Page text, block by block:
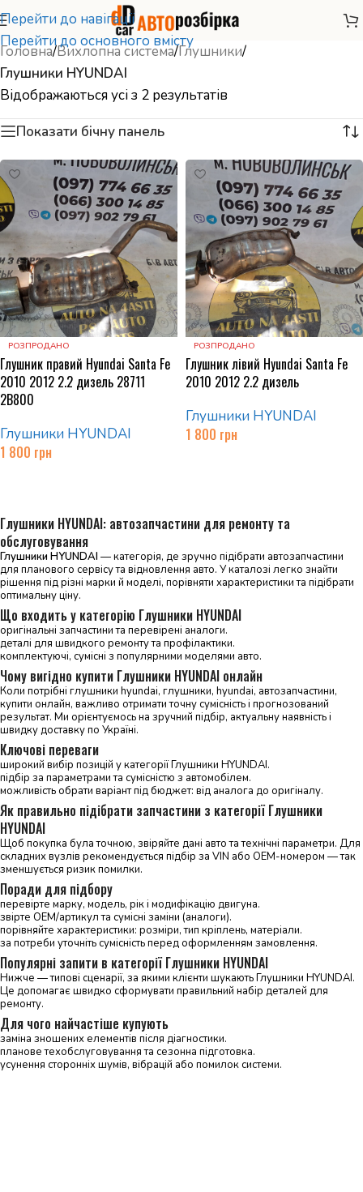
Перейти до навігації
Перейти до основного вмісту
Головна/Вихлопна система/Глушники/
Глушники HYUNDAI
Відображаються усі з 2 результатів
Показати бічну панель
РОЗПРОДАНО
Глушник правий Hyundai Santa Fe
2010 2012 2.2 дизель 28711
2B800
Глушники HYUNDAI
1 800 грн
РОЗПРОДАНО
Глушник лівий Hyundai Santa Fe
2010 2012 2.2 дизель
Глушники HYUNDAI
1 800 грн
Глушники HYUNDAI: автозапчастини для ремонту та
обслуговування
Глушники HYUNDAI — категорія, де зручно підібрати автозапчастини
для планового сервісу та відновлення авто. У каталозі легко знайти
рішення під різні марки й моделі, порівняти характеристики та підібрати
оптимальну ціну.
Що входить у категорію Глушники HYUNDAI
оригінальні запчастини та перевірені аналоги.
деталі для швидкого ремонту та профілактики.
комплектуючі, сумісні з популярними моделями авто.
Чому вигідно купити Глушники HYUNDAI онлайн
Коли потрібні глушники hyundai, глушники, hyundai, автозапчастини,
купити онлайн, важливо отримати точну сумісність і прогнозований
результат. Ми орієнтуємось на зручний підбір, актуальну наявність і
швидку доставку по Україні.
Ключові переваги
широкий вибір позицій у категорії Глушники HYUNDAI.
підбір за параметрами та сумісністю з автомобілем.
можливість обрати варіант під бюджет: від аналога до оригіналу.
Як правильно підібрати запчастини з категорії Глушники
HYUNDAI
Щоб покупка була точною, звіряйте дані авто та технічні параметри. Для
складних вузлів рекомендується підбір за VIN або OEM-номером — так
зменшується ризик помилки.
Поради для підбору
перевірте марку, модель, рік і модифікацію двигуна.
звірте OEM/артикул та сумісні заміни (аналоги).
порівняйте характеристики: розміри, тип кріплень, матеріали.
за потреби уточніть сумісність перед оформленням замовлення.
Популярні запити в категорії Глушники HYUNDAI
Нижче — типові сценарії, за якими клієнти шукають Глушники HYUNDAI.
Це допомагає швидко сформувати правильний набір деталей для
ремонту.
Для чого найчастіше купують
заміна зношених елементів після діагностики.
планове техобслуговування та сезонна підготовка.
усунення сторонніх шумів, вібрацій або помилок системи.